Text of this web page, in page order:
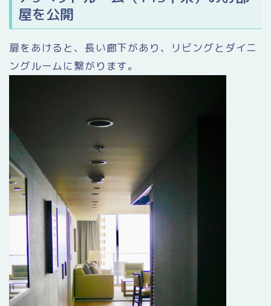
屋を公開
扉をあけると、長い廊下があり、リビングとダイニ
ングルームに繋がります。